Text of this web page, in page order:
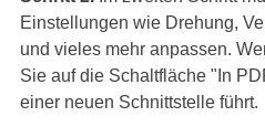
Einstellungen wie Drehung,
und vieles mehr anpassen.
Sie auf die Schaltfläche "In
einer neuen Schnittstelle führt.